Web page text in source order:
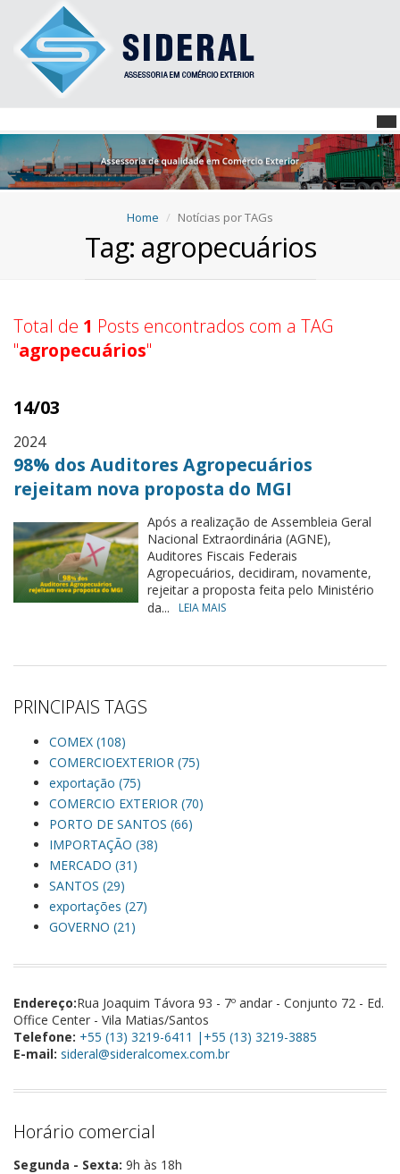
Home Notícias por TAGs
Tag: agropecuários
Total de 1 Posts encontrados com a TAG
"agropecuários"
14/03
2024
98% dos Auditores Agropecuários
rejeitam nova proposta do MGI
Após a realização de Assembleia Geral
Nacional Extraordinária (AGNE),
Auditores Fiscais Federais
Agropecuários, decidiram, novamente,
rejeitar a proposta feita pelo Ministério
da...
LEIA MAIS
PRINCIPAIS TAGS
COMEX (108)
COMERCIOEXTERIOR (75)
exportação (75)
COMERCIO EXTERIOR (70)
PORTO DE SANTOS (66)
IMPORTAÇÃO (38)
MERCADO (31)
SANTOS (29)
exportações (27)
GOVERNO (21)
Endereço:Rua Joaquim Távora 93 - 7º andar - Conjunto 72 - Ed.
Office Center - Vila Matias/Santos
Telefone: +55 (13) 3219-6411 |+55 (13) 3219-3885
E-mail: sideral@sideralcomex.com.br
Horário comercial
Segunda - Sexta: 9h às 18h